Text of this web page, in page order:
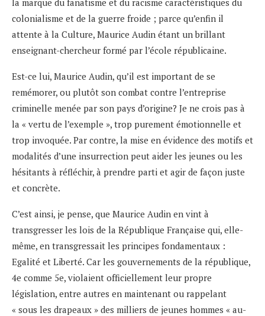
colonialisme et de la guerre froide ; parce qu’enfin il
attente à la Culture, Maurice Audin étant un brillant
enseignant-chercheur formé par l’école républicaine.
Est-ce lui, Maurice Audin, qu’il est important de se
remémorer, ou plutôt son combat contre l’entreprise
criminelle menée par son pays d’origine? Je ne crois pas à
la « vertu de l’exemple », trop purement émotionnelle et
trop invoquée. Par contre, la mise en évidence des motifs et
modalités d’une insurrection peut aider les jeunes ou les
hésitants à réfléchir, à prendre parti et agir de façon juste
et concrète.
C’est ainsi, je pense, que Maurice Audin en vint à
transgresser les lois de la République Française qui, elle-
même, en transgressait les principes fondamentaux :
Egalité et Liberté. Car les gouvernements de la république,
4e comme 5e, violaient officiellement leur propre
législation, entre autres en maintenant ou rappelant
« sous les drapeaux » des milliers de jeunes hommes « au-